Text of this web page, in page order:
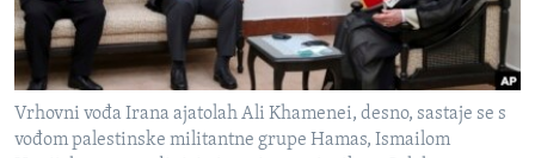
O GLASU AMERIKE
Learning English
Vrhovni vođa Irana ajatolah Ali Khamenei, desno, sastaje se s
vođom palestinske militantne grupe Hamas, Ismailom